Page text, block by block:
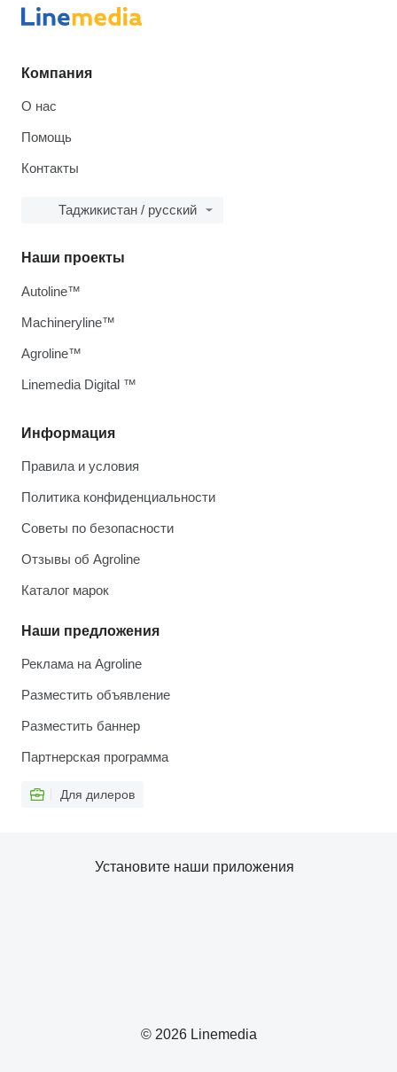
Компания
О нас
Помощь
Контакты
Таджикистан / русский
Информация
Правила и условия
Политика конфиденциальности
Советы по безопасности
Отзывы об Agroline
Каталог марок
Наши предложения
Реклама на Agroline
Разместить объявление
Разместить баннер
Партнерская программа
Для дилеров
Наши проекты
Autoline™
Machineryline™
Agroline™
Linemedia Digital ™
© 2026 Linemedia
Установите наши приложения